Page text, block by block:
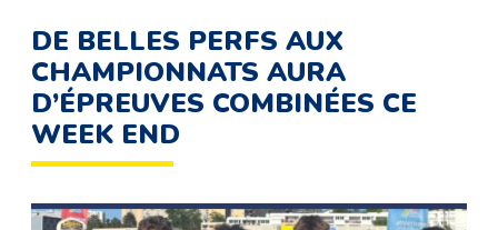
DE BELLES PERFS AUX
CHAMPIONNATS AURA
D’ÉPREUVES COMBINÉES CE
WEEK END